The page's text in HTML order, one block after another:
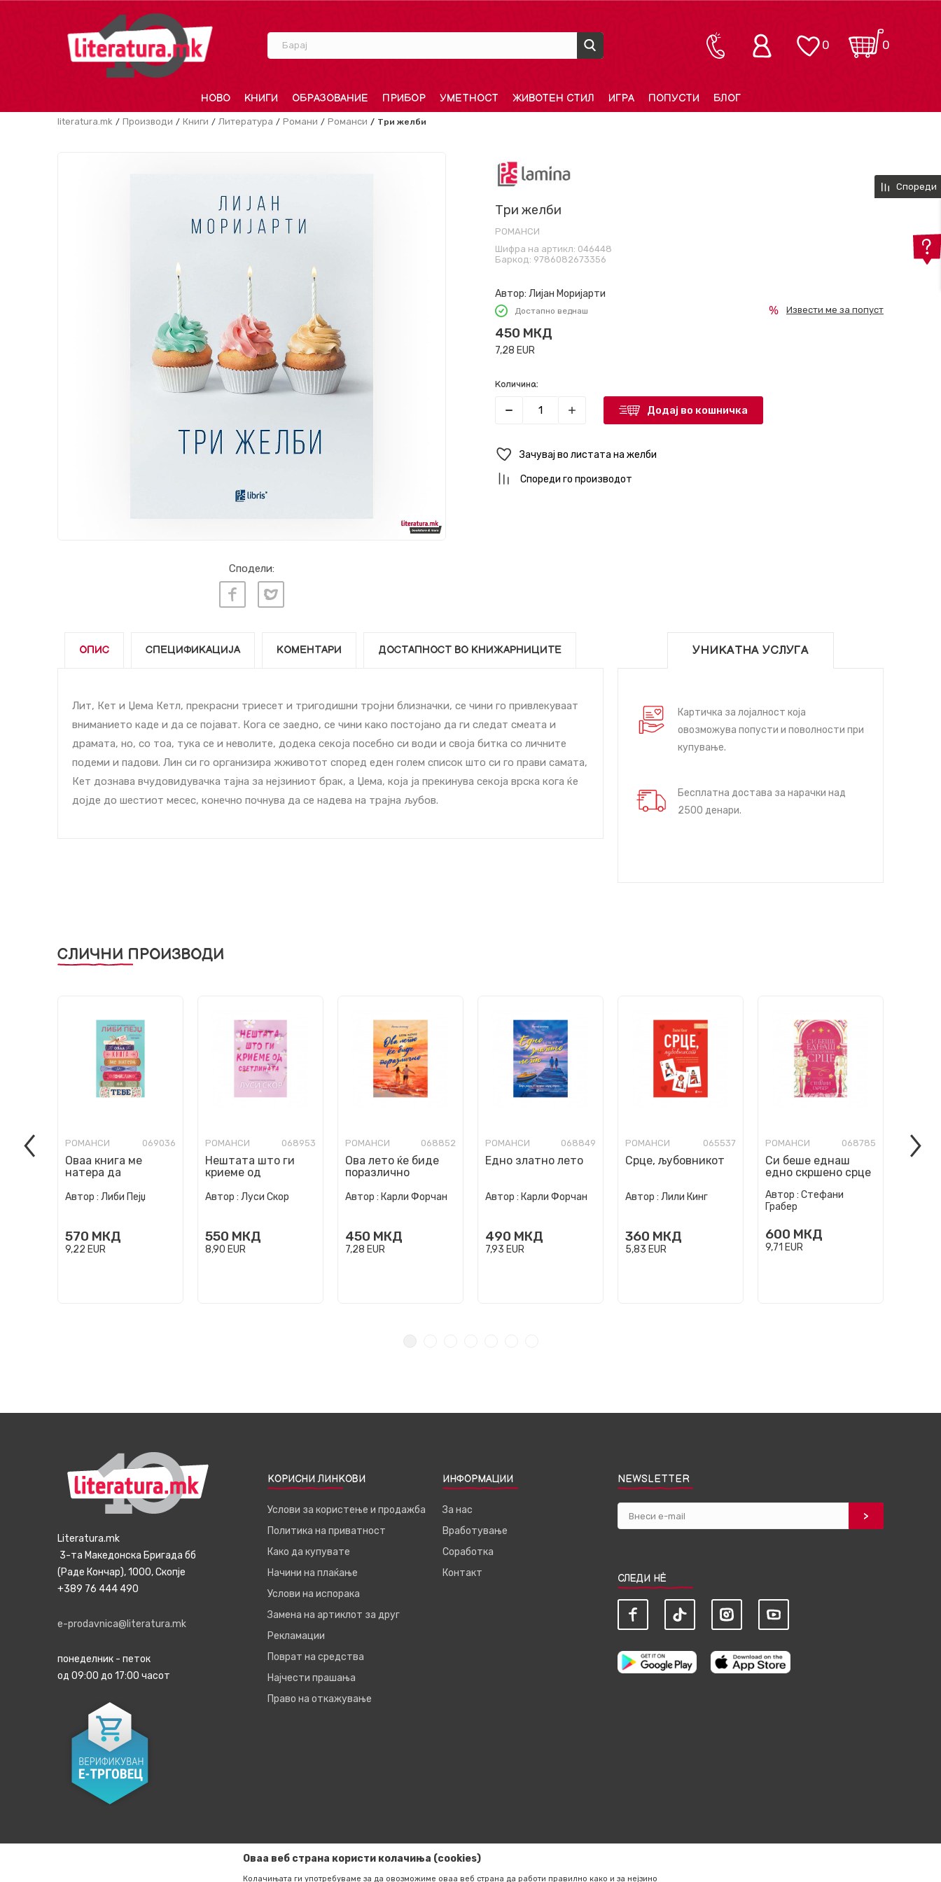
Барај 0
0
НОВО КНИГИ ОБРАЗОВАНИЕ ПРИБОР УМЕТНОСТ ЖИВОТЕН СТИЛ ИГРА ПОПУСТИ БЛОГ
literatura.mk Производи Книги Литература Романи Романси Три желби
Сподели:
Три желби
РОМАНСИ
Шифра на артикл: 046448
Баркод: 9786082673356
Автор: Лијан Моријарти
Достапно веднаш
450 МКД
7,28 EUR
Извести ме за попуст
Количина:
Додај во кошничка
Зачувај во листата на желби
Спореди го производот
ОПИС СПЕЦИФИКАЦИЈА КОМЕНТАРИ ДОСТАПНОСТ ВО КНИЖАРНИЦИТЕ
Лит, Кет и Џема Кетл, прекрасни триесет и тригодишни тројни близначки, се чини го привлекуваат
вниманието каде и да се појават. Кога се заедно, се чини како постојано да ги следат смеата и
драмата, но, со тоа, тука се и неволите, додека секоја посебно си води и своја битка со личните
подеми и падови. Лин си го организира жживотот според еден голем список што си го прави самата,
Кет дознава вчудовидувачка тајна за нејзиниот брак, а Џема, која ја прекинува секоја врска кога ќе
дојде до шестиот месеc, конечно почнува да се надева на трајна љубов.
УНИКАТНА УСЛУГА
Картичка за лојалност која
овозможува попусти и поволности при
купување.
Бесплатна достава за нарачки над
2500 денари.
СЛИЧНИ ПРОИЗВОДИ
РОМАНСИ 069036
Оваа книга ме
натера да
Автор : Либи Пејџ
570 МКД
9,22 EUR
РОМАНСИ 068953
Нештата што ги
криеме од
Автор : Луси Скор
550 МКД
8,90 EUR
РОМАНСИ 068852
Ова лето ќе биде
поразлично
Автор : Карли Форчан
450 МКД
7,28 EUR
РОМАНСИ 068849
Едно златно лето
Автор : Карли Форчан
490 МКД
7,93 EUR
РОМАНСИ 065537
Срце, љубовникот
Автор : Лили Кинг
360 МКД
5,83 EUR
РОМАНСИ 068785
Си беше еднаш
едно скршено срце
Автор : Стефани
Грабер
600 МКД
9,71 EUR
Спореди
Literatura.mk
3-та Македонска Бригада бб
(Раде Кончар), 1000, Скопје
+389 76 444 490
e-prodavnica@literatura.mk
понеделник - петок
од 09:00 до 17:00 часот
КОРИСНИ ЛИНКОВИ
Услови за користење и продажба
Политика на приватност
Како да купувате
Начини на плаќање
Услови на испорака
Замена на артиклот за друг
Рекламации
Поврат на средства
Најчести прашања
Право на откажување
ИНФОРМАЦИИ
За нас
Вработување
Соработка
Контакт
NEWSLETTER
СЛЕДИ НЀ
Оваа веб страна користи колачиња (cookies)
Колачињата ги употребуваме за да овозможиме оваа веб страна да работи правилно како и за нејзино